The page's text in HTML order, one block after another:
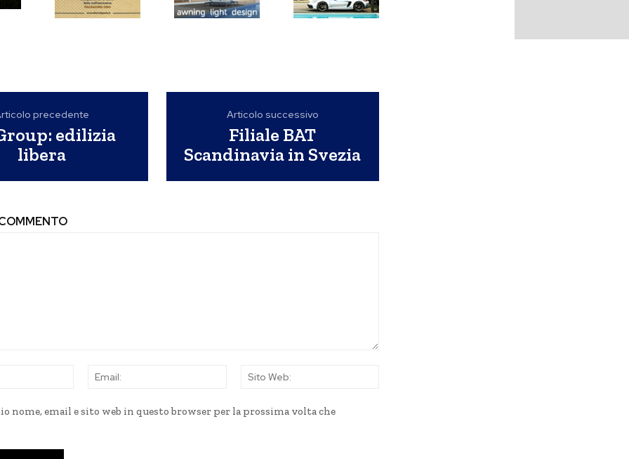
precedente
edilizia
libera
Articolo successivo
Filiale BAT
Scandinavia in Svezia
Nome: Email:
nome, email e sito web in questo browser per la prossima volta che